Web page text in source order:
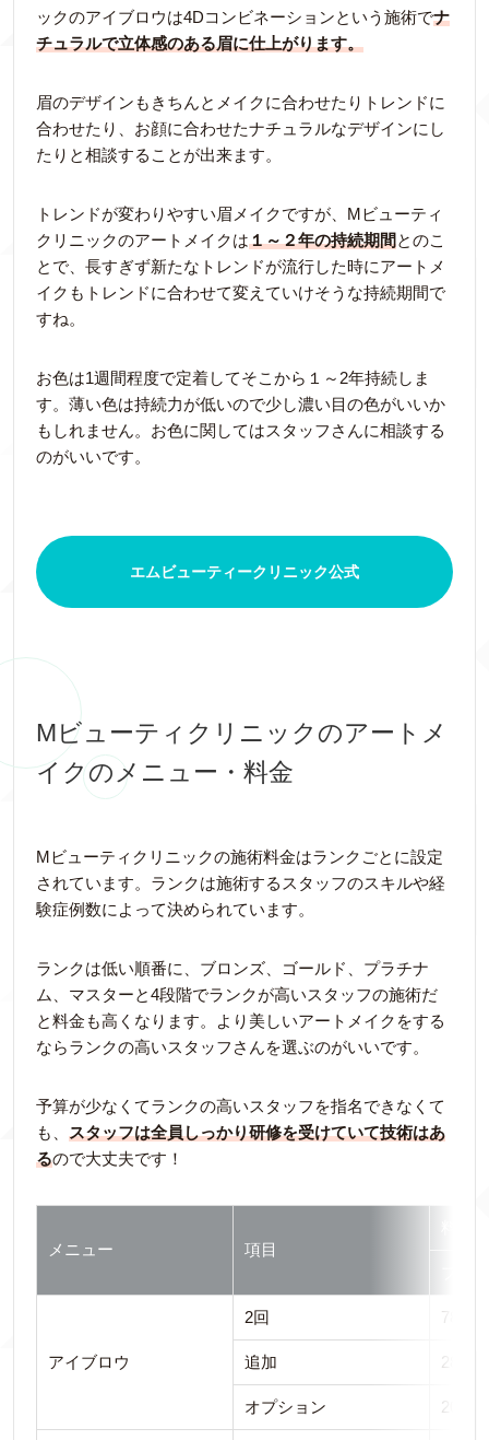
ックのアイブロウは4Dコンビネーションという施術でナ
チュラルで立体感のある眉に仕上がります。
眉のデザインもきちんとメイクに合わせたりトレンドに
合わせたり、お顔に合わせたナチュラルなデザインにし
たりと相談することが出来ます。
トレンドが変わりやすい眉メイクですが、Mビューティ
クリニックのアートメイクは１～２年の持続期間とのこ
とで、長すぎず新たなトレンドが流行した時にアートメ
イクもトレンドに合わせて変えていけそうな持続期間で
すね。
お色は1週間程度で定着してそこから１～2年持続しま
す。薄い色は持続力が低いので少し濃い目の色がいいか
もしれません。お色に関してはスタッフさんに相談する
のがいいです。
エムビューティークリニック公式
Mビューティクリニックのアートメ
イクのメニュー・料金
Mビューティクリニックの施術料金はランクごとに設定
されています。ランクは施術するスタッフのスキルや経
験症例数によって決められています。
ランクは低い順番に、ブロンズ、ゴールド、プラチナ
ム、マスターと4段階でランクが高いスタッフの施術だ
と料金も高くなります。より美しいアートメイクをする
ならランクの高いスタッフさんを選ぶのがいいです。
予算が少なくてランクの高いスタッフを指名できなくて
も、 スタッフは全員しっかり研修を受けていて技術はあ
るので大丈夫です！
メニュー 項目
アイブロウ
2回
追加
オプション